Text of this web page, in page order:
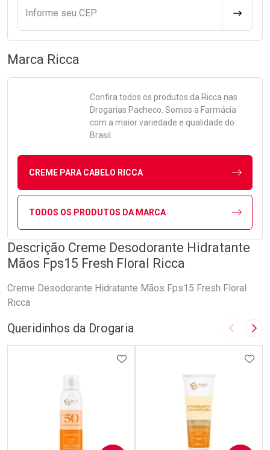
Informe seu CEP
Marca Ricca
Confira todos os produtos da Ricca nas
Drogarias Pacheco. Somos a Farmácia
com a maior variedade e qualidade do
Brasil.
CREME PARA CABELO RICCA
TODOS OS PRODUTOS DA MARCA
Descrição Creme Desodorante Hidratante
Mãos Fps15 Fresh Floral Ricca
Creme Desodorante Hidratante Mãos Fps15 Fresh Floral
Ricca
Queridinhos da Drogaria Imagem
ADICIONAR AOS FAVORITOS